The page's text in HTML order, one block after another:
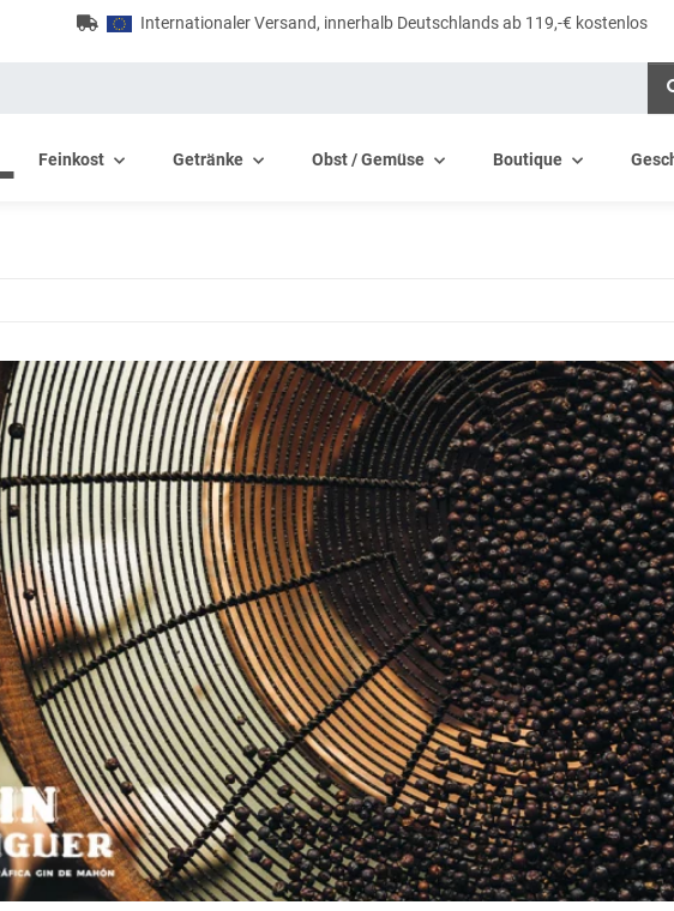
Internationaler Versand, innerhalb Deutschlands ab 119,-€ kostenlos
Feinkost Getränke Obst / Gemüse Boutique